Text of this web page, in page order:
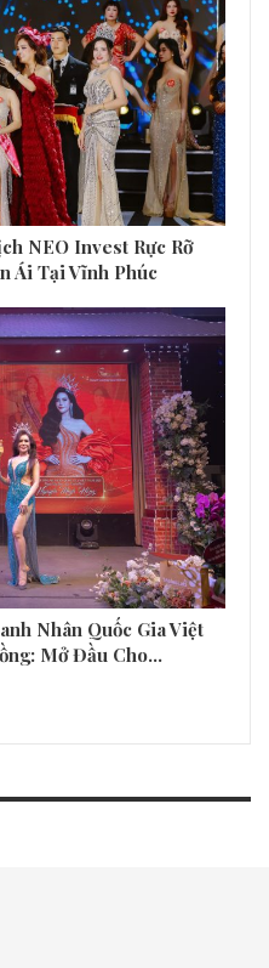
NEO Invest Rực Rỡ
Ái Tại Vĩnh Phúc
Nhân Quốc Gia Việt
Mở Đầu Cho…